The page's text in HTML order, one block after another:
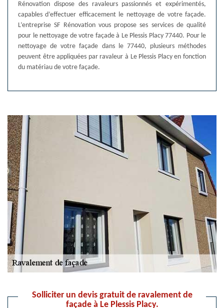
Rénovation dispose des ravaleurs passionnés et expérimentés,
capables d’effectuer efficacement le nettoyage de votre façade.
L’entreprise SF Rénovation vous propose ses services de qualité
pour le nettoyage de votre façade à Le Plessis Placy 77440. Pour le
nettoyage de votre façade dans le 77440, plusieurs méthodes
peuvent être appliquées par ravaleur à Le Plessis Placy en fonction
du matériau de votre façade.
Solliciter un devis gratuit de ravalement de
façade à Le Plessis Placy.